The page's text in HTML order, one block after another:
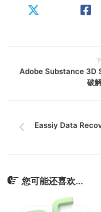
Adobe Substance 3D
破
Eassiy Data
您可能还喜欢...